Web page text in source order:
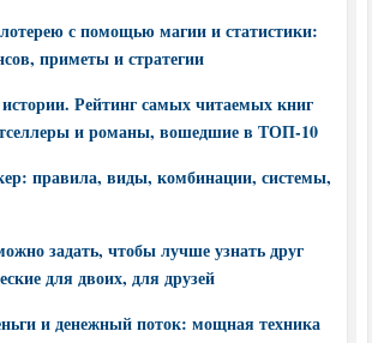
с помощью магии и статистики:
приметы и стратегии
Рейтинг самых читаемых книг
и романы, вошедшие в ТОП-10
правила, виды, комбинации, системы,
задать, чтобы лучше узнать друг
для двоих, для друзей
и денежный поток: мощная техника